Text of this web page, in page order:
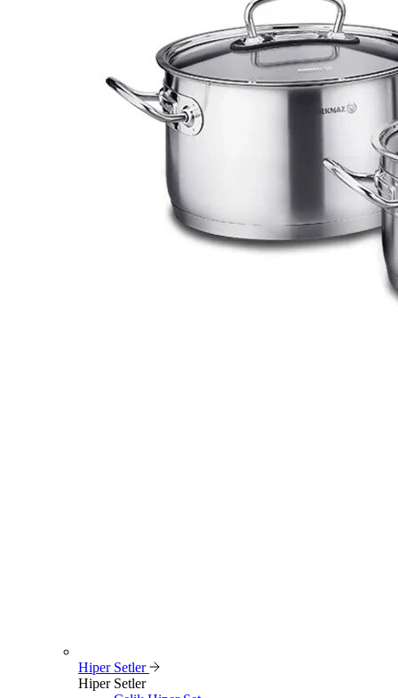
Hiper Setler
Hiper Setler